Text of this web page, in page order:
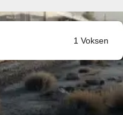
1 Voksen